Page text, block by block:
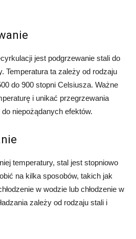
jest podgrzewanie stali do
Temperatura ta zależy od rodzaju
do 900 stopni Celsiusza. Ważne
i unikać przegrzewania
niepożądanych efektów.
temperatury, stal jest stopniowo
na kilka sposobów, takich jak
w wodzie lub chłodzenie w
zależy od rodzaju stali i